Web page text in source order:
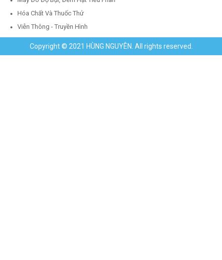
Hóa Chất Và Thuốc Thử
Viễn Thông - Truyền Hình
Copyright © 2021 HÙNG NGUYÊN. All rights reserved.